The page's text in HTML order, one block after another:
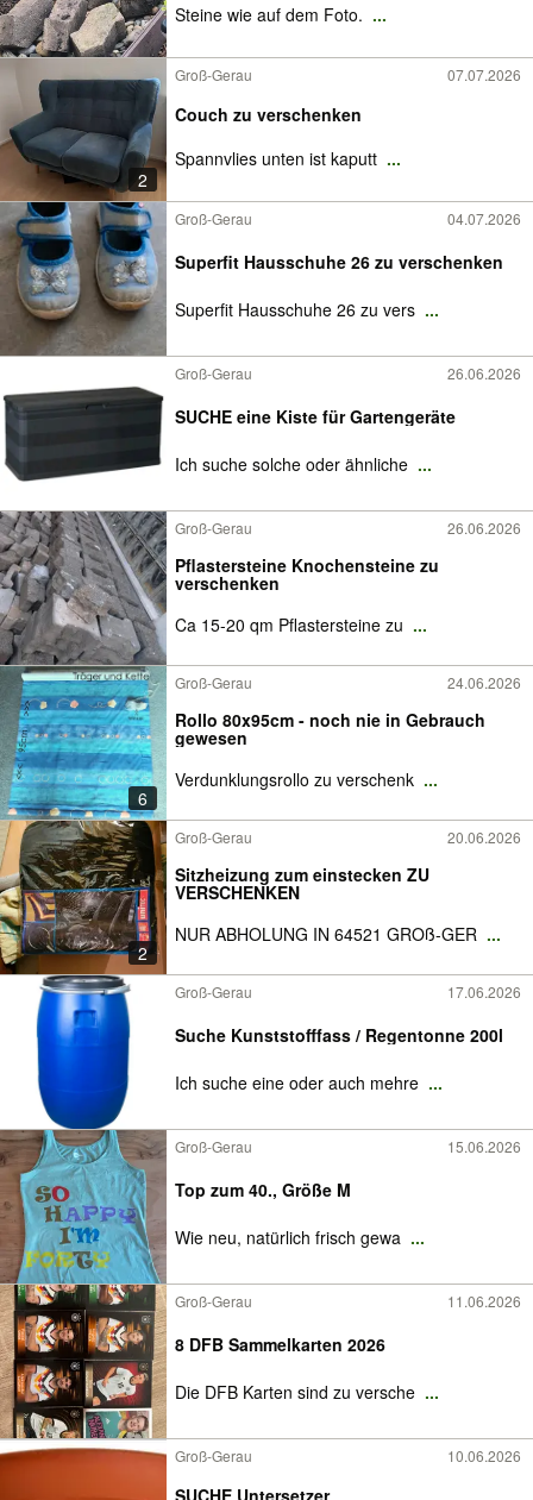
Steine wie auf dem Foto. ...
2
Groß-Gerau 07.07.2026
Couch zu verschenken
Spannvlies unten ist kaputt ...
Groß-Gerau 04.07.2026
Superfit Hausschuhe 26 zu verschenken
Superfit Hausschuhe 26 zu vers ...
Groß-Gerau 26.06.2026
SUCHE eine Kiste für Gartengeräte
Ich suche solche oder ähnliche ...
Groß-Gerau 26.06.2026
Pflastersteine Knochensteine zu
verschenken
Ca 15-20 qm Pflastersteine zu ...
6
Groß-Gerau 24.06.2026
Rollo 80x95cm - noch nie in Gebrauch
gewesen
Verdunklungsrollo zu verschenk ...
2
Groß-Gerau 20.06.2026
Sitzheizung zum einstecken ZU
VERSCHENKEN
NUR ABHOLUNG IN 64521 GROß-GER ...
Groß-Gerau 17.06.2026
Suche Kunststofffass / Regentonne 200l
Ich suche eine oder auch mehre ...
Groß-Gerau 15.06.2026
Top zum 40., Größe M
Wie neu, natürlich frisch gewa ...
Groß-Gerau 11.06.2026
8 DFB Sammelkarten 2026
Die DFB Karten sind zu versche ...
Groß-Gerau 10.06.2026
SUCHE Untersetzer